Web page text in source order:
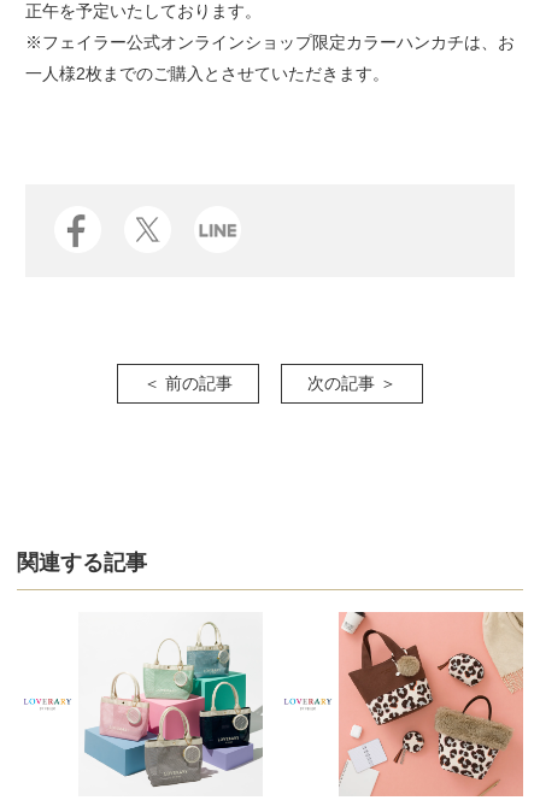
正午を予定いたしております。
※フェイラー公式オンラインショップ限定カラーハンカチは、お
一人様2枚までのご購入とさせていただきます。
＜ 前の記事 次の記事 ＞
関連する記事